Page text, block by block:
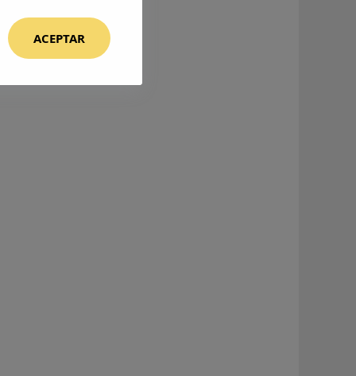
ACEPTAR